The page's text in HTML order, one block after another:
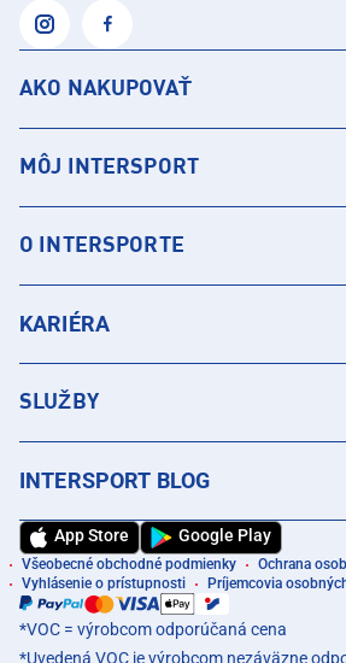
AKO NAKUPOVAŤ
MÔJ INTERSPORT
O INTERSPORTE
KARIÉRA
SLUŽBY
INTERSPORT BLOG
App Store Google Play
Všeobecné obchodné podmienky Ochrana
Vyhlásenie o prístupnosti
Príjemcovia
*VOC = výrobcom odporúčaná cena
*Uvedená VOC je výrobcom nezáväzne